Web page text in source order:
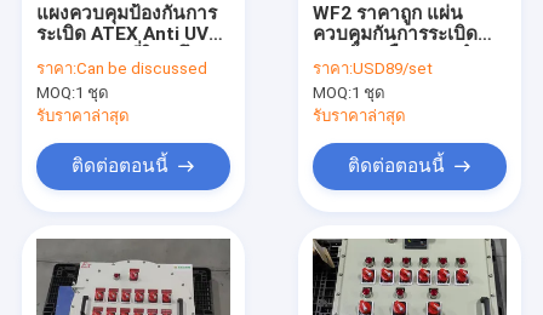
สินค้า
แผงควบคุมป้องกันการ
ระเบิด ATEX Anti UV
แบบเต็มสำหรับพื้นที่ขุด
บ่อน้ำมันในทะเลทราย
ราคา:Can be discussed
MOQ:1 ชุด
รับราคาล่าสุด
ติดต่อตอนนี้
WF2 ราคาถูก แผ่น
ควบคุมกันการระเบิด
รับแพลตฟอร์มน้ํามัน
นอกทะเล โรงงานเคมี
ทางทะเล
ราคา:USD89/set
MOQ:1 ชุด
รับราคาล่าสุด
ติดต่อตอนนี้